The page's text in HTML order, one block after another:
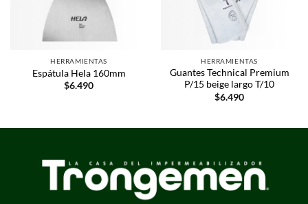
HERRAMIENTAS
Espátula Hela 160mm
$6.490
HERRAMIENTAS
Guantes Technical Premium
P/15 beige largo T/10
$6.490